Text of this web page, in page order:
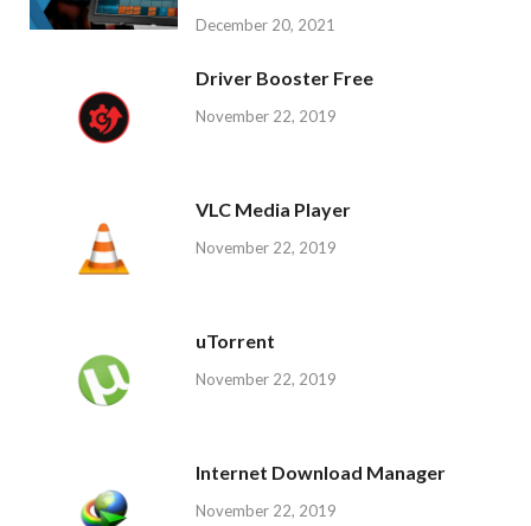
December 20, 2021
Driver Booster Free
November 22, 2019
VLC Media Player
November 22, 2019
uTorrent
November 22, 2019
Internet Download Manager
November 22, 2019